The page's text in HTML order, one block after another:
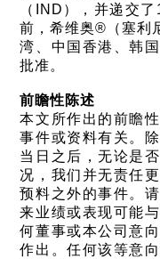
（IND），并递交
前，希维奥®（塞利
湾、中国香港、韩
批准。
前瞻性陈述
本文所作出的前瞻
事件或资料有关。
当日之后，无论是
况，我们并无责任
预料之外的事件。
来业绩或表现可能
何董事或本公司意
作出。任何该等意